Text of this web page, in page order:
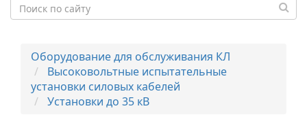
Оборудование для обслуживания КЛ
Высоковольтные испытательные
установки силовых кабелей
Установки до 35 кВ